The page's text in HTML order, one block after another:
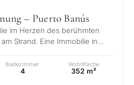
– Puerto Banús
im Herzen des berühmten
Strand. Eine Immobilie in
Badezimmer
4
Wohnfläche
352 m²